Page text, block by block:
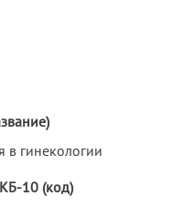
в гинекологии
10 (код)